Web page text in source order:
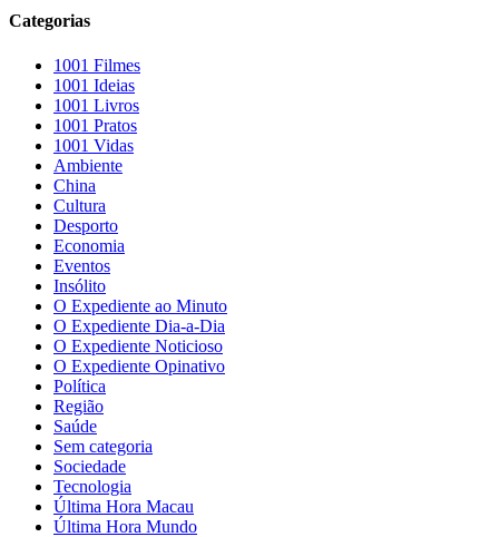
Categorias
1001 Filmes
1001 Ideias
1001 Livros
1001 Pratos
1001 Vidas
Ambiente
China
Cultura
Desporto
Economia
Eventos
Insólito
O Expediente ao Minuto
O Expediente Dia-a-Dia
O Expediente Noticioso
O Expediente Opinativo
Política
Região
Saúde
Sem categoria
Sociedade
Tecnologia
Última Hora Macau
Última Hora Mundo